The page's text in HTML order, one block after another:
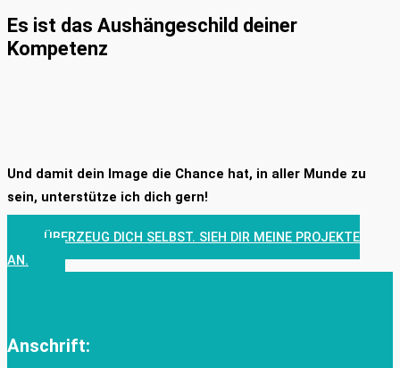
Es ist das Aushängeschild deiner
Kompetenz
Und damit dein Image die Chance hat, in aller Munde zu
sein, unterstütze ich dich gern!
ÜBERZEUG DICH SELBST. SIEH DIR MEINE PROJEKTE
AN.
Anschrift: